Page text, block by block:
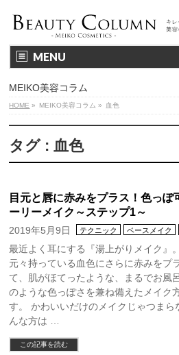
MENU
MEIKO美容コラム
HOME » MEIKO美容コラム » 血色
タグ : 血色
目元と唇に赤みをプラス！色っぽ
ーリーメイク～ステップ1～
2019年5月9日 テクニック ベースメイク
最近よく耳にする『湯上がりメイク』
元々持っている血色にさらに赤みをプ
て、肌がほてったような、まるでお風
のような色っぽさを兼ね備えたメイク
す。 かわいいだけのメイクじゃつまら
んな方は …
この記事を読む